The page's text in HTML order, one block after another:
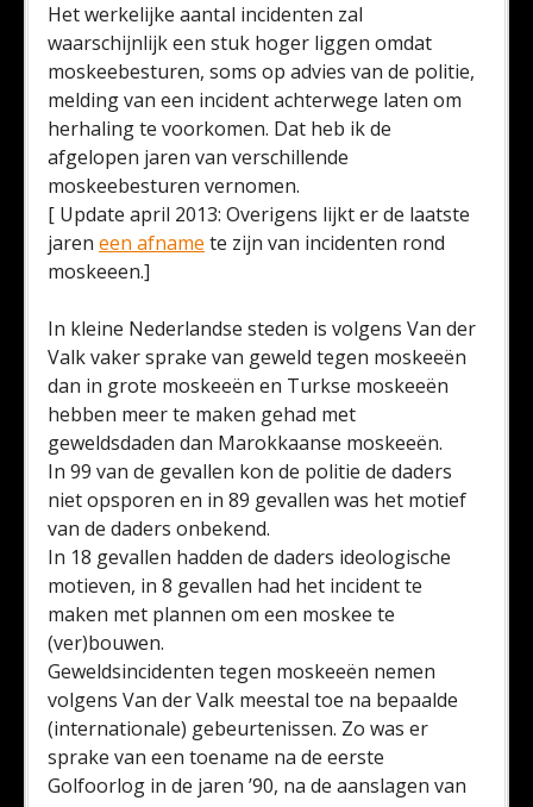
Het werkelijke aantal incidenten zal
waarschijnlijk een stuk hoger liggen omdat
moskeebesturen, soms op advies van de politie,
melding van een incident achterwege laten om
herhaling te voorkomen. Dat heb ik de
afgelopen jaren van verschillende
moskeebesturen vernomen.
[ Update april 2013: Overigens lijkt er de laatste
jaren een afname te zijn van incidenten rond
moskeeen.]
In kleine Nederlandse steden is volgens Van der
Valk vaker sprake van geweld tegen moskeeën
dan in grote moskeeën en Turkse moskeeën
hebben meer te maken gehad met
geweldsdaden dan Marokkaanse moskeeën.
In 99 van de gevallen kon de politie de daders
niet opsporen en in 89 gevallen was het motief
van de daders onbekend.
In 18 gevallen hadden de daders ideologische
motieven, in 8 gevallen had het incident te
maken met plannen om een moskee te
(ver)bouwen.
Geweldsincidenten tegen moskeeën nemen
volgens Van der Valk meestal toe na bepaalde
(internationale) gebeurtenissen. Zo was er
sprake van een toename na de eerste
Golfoorlog in de jaren ’90, na de aanslagen van